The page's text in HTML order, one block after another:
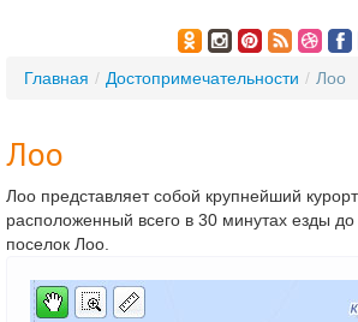
Главная / Достопримечательности / Лоо
Лоо
Лоо представляет собой крупнейший
расположенный всего в 30 минутах езды
поселок Лоо.